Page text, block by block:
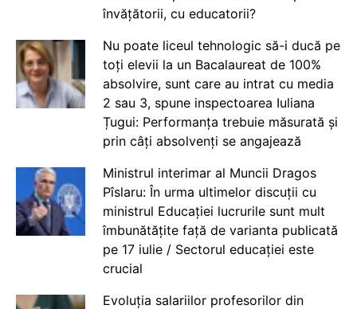
învățătorii, cu educatorii?
Nu poate liceul tehnologic să-i ducă pe
toți elevii la un Bacalaureat de 100%
absolvire, sunt care au intrat cu media
2 sau 3, spune inspectoarea Iuliana
Țugui: Performanța trebuie măsurată și
prin câți absolvenți se angajează
Ministrul interimar al Muncii Dragos
Pîslaru: În urma ultimelor discuții cu
ministrul Educației lucrurile sunt mult
îmbunătățite față de varianta publicată
pe 17 iulie / Sectorul educației este
crucial
Evoluția salariilor profesorilor din